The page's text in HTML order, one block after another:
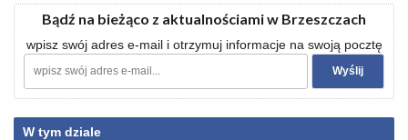
Bądź na bieżąco z aktualnościami w Brzeszczach
wpisz swój adres e-mail i otrzymuj informacje na swoją pocztę
W tym dziale